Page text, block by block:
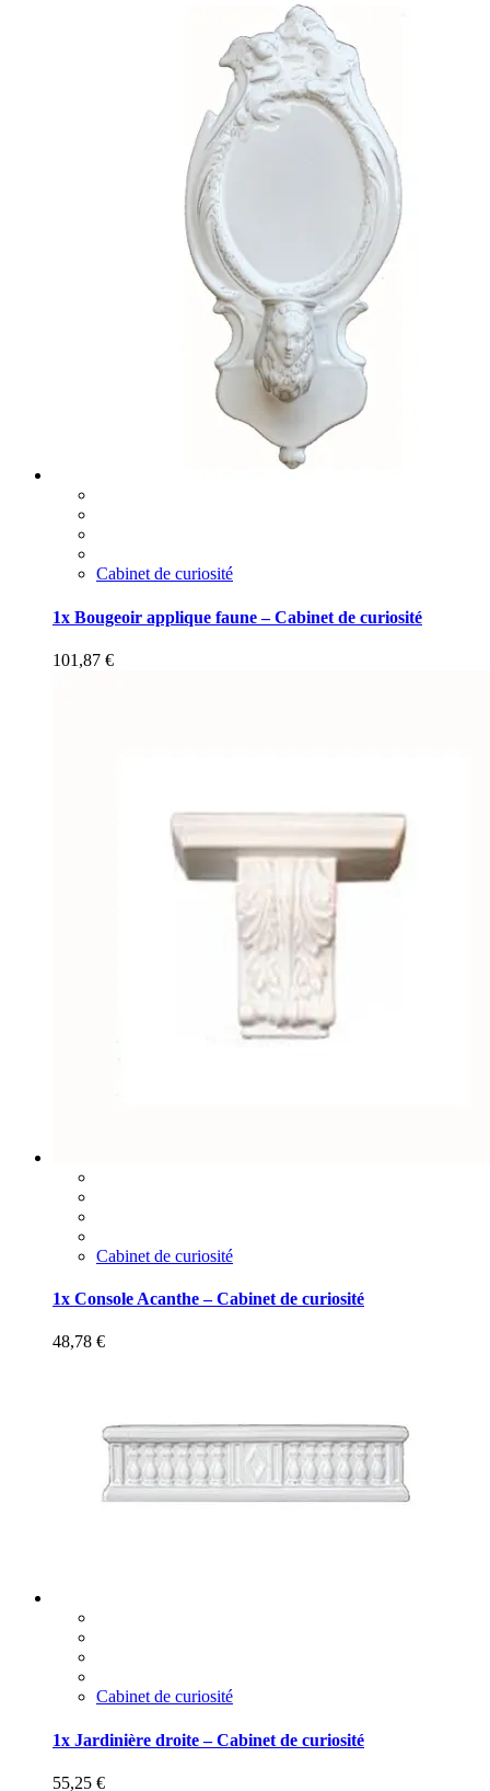
Cabinet de curiosité
1x Bougeoir applique faune – Cabinet de curiosité
101,87 €
Cabinet de curiosité
1x Console Acanthe – Cabinet de curiosité
48,78 €
Cabinet de curiosité
1x Jardinière droite – Cabinet de curiosité
55,25 €